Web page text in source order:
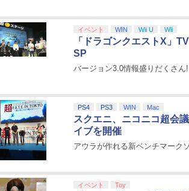
イベント WIN Wii U Wii
「ドラゴンクエストX」
SP
バージョン3.0情報盛りだくさ
PS4 PS3 WIN Mac
スクエニ、ニコニコ超会
イブを開催
アウラが作れる新ベンチマーク
イベント Toy